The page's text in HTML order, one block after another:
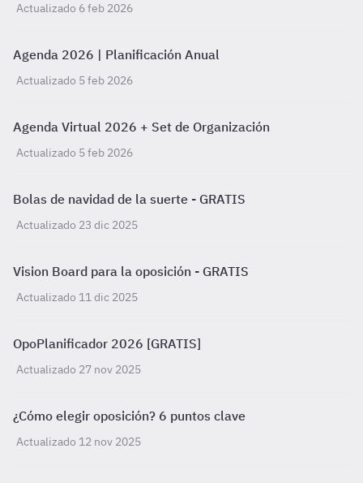
Actualizado 6 feb 2026
Agenda 2026 | Planificación Anual
Actualizado 5 feb 2026
Agenda Virtual 2026 + Set de Organización
Actualizado 5 feb 2026
Bolas de navidad de la suerte - GRATIS
Actualizado 23 dic 2025
Vision Board para la oposición - GRATIS
Actualizado 11 dic 2025
OpoPlanificador 2026 [GRATIS]
Actualizado 27 nov 2025
¿Cómo elegir oposición? 6 puntos clave
Actualizado 12 nov 2025